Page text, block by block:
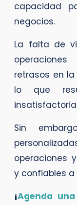
capacidad
negocios.
La falta de
retrasos en
lo que
Sin
operaciones
y confiables
¡Agenda